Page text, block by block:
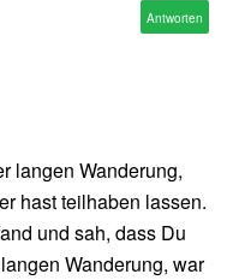
langen Wanderung,
hast teilhaben lassen.
und sah, dass Du
Wanderung, war
Antworten